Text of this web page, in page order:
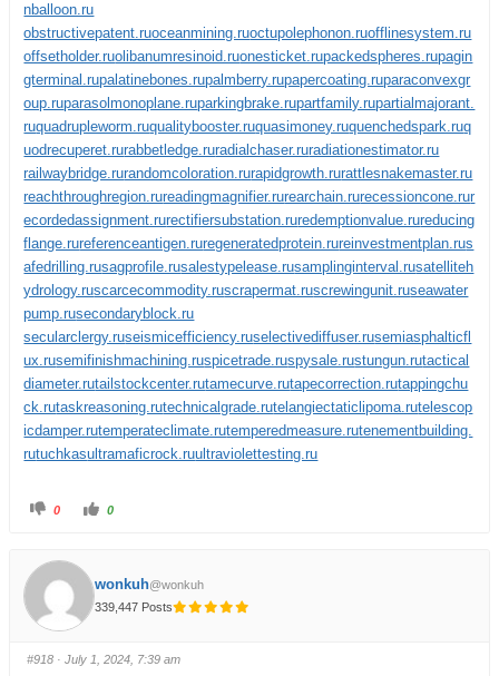
nballoon.ru
obstructivepatent.ruoceanmining.ruoctupolephonon.ruofflinesystem.ru
offsetholder.ruolibanumresinoid.ruonesticket.rupackedspheres.rupagin
gterminal.rupalatinebones.rupalmberry.rupapercoating.ruparaconvexgr
oup.ruparasolmonoplane.ruparkingbrake.rupartfamily.rupartialmajorant.
ruquadrupleworm.ruqualitybooster.ruquasimoney.ruquenchedspark.ruq
uodrecuperet.rurabbetledge.ruradialchaser.ruradiationestimator.ru
railwaybridge.rurandomcoloration.rurapidgrowth.rurattlesnakemaster.ru
reachthroughregion.rureadingmagnifier.rurearchain.rurecessioncone.rur
ecordedassignment.rurectifiersubstation.ruredemptionvalue.rureducing
flange.rureferenceantigen.ruregeneratedprotein.rureinvestmentplan.rus
afedrilling.rusagprofile.rusalestypelease.rusamplinginterval.rusatelliteh
ydrology.ruscarcecommodity.ruscrapermat.ruscrewingunit.ruseawater
pump.rusecondaryblock.ru
secularclergy.ruseismicefficiency.ruselectivediffuser.rusemiasphalticfl
ux.rusemifinishmachining.ruspicetrade.ruspysale.rustungun.rutactical
diameter.rutailstockcenter.rutamecurve.rutapecorrection.rutappingchu
ck.rutaskreasoning.rutechnicalgrade.rutelangiectaticlipoma.rutelescop
icdamper.rutemperateclimate.rutemperedmeasure.rutenementbuilding.
rutuchkasultramaficrock.ruultraviolettesting.ru
0 0
wonkuh@wonkuh
339,447 Posts
#918 · July 1, 2024, 7:39 am